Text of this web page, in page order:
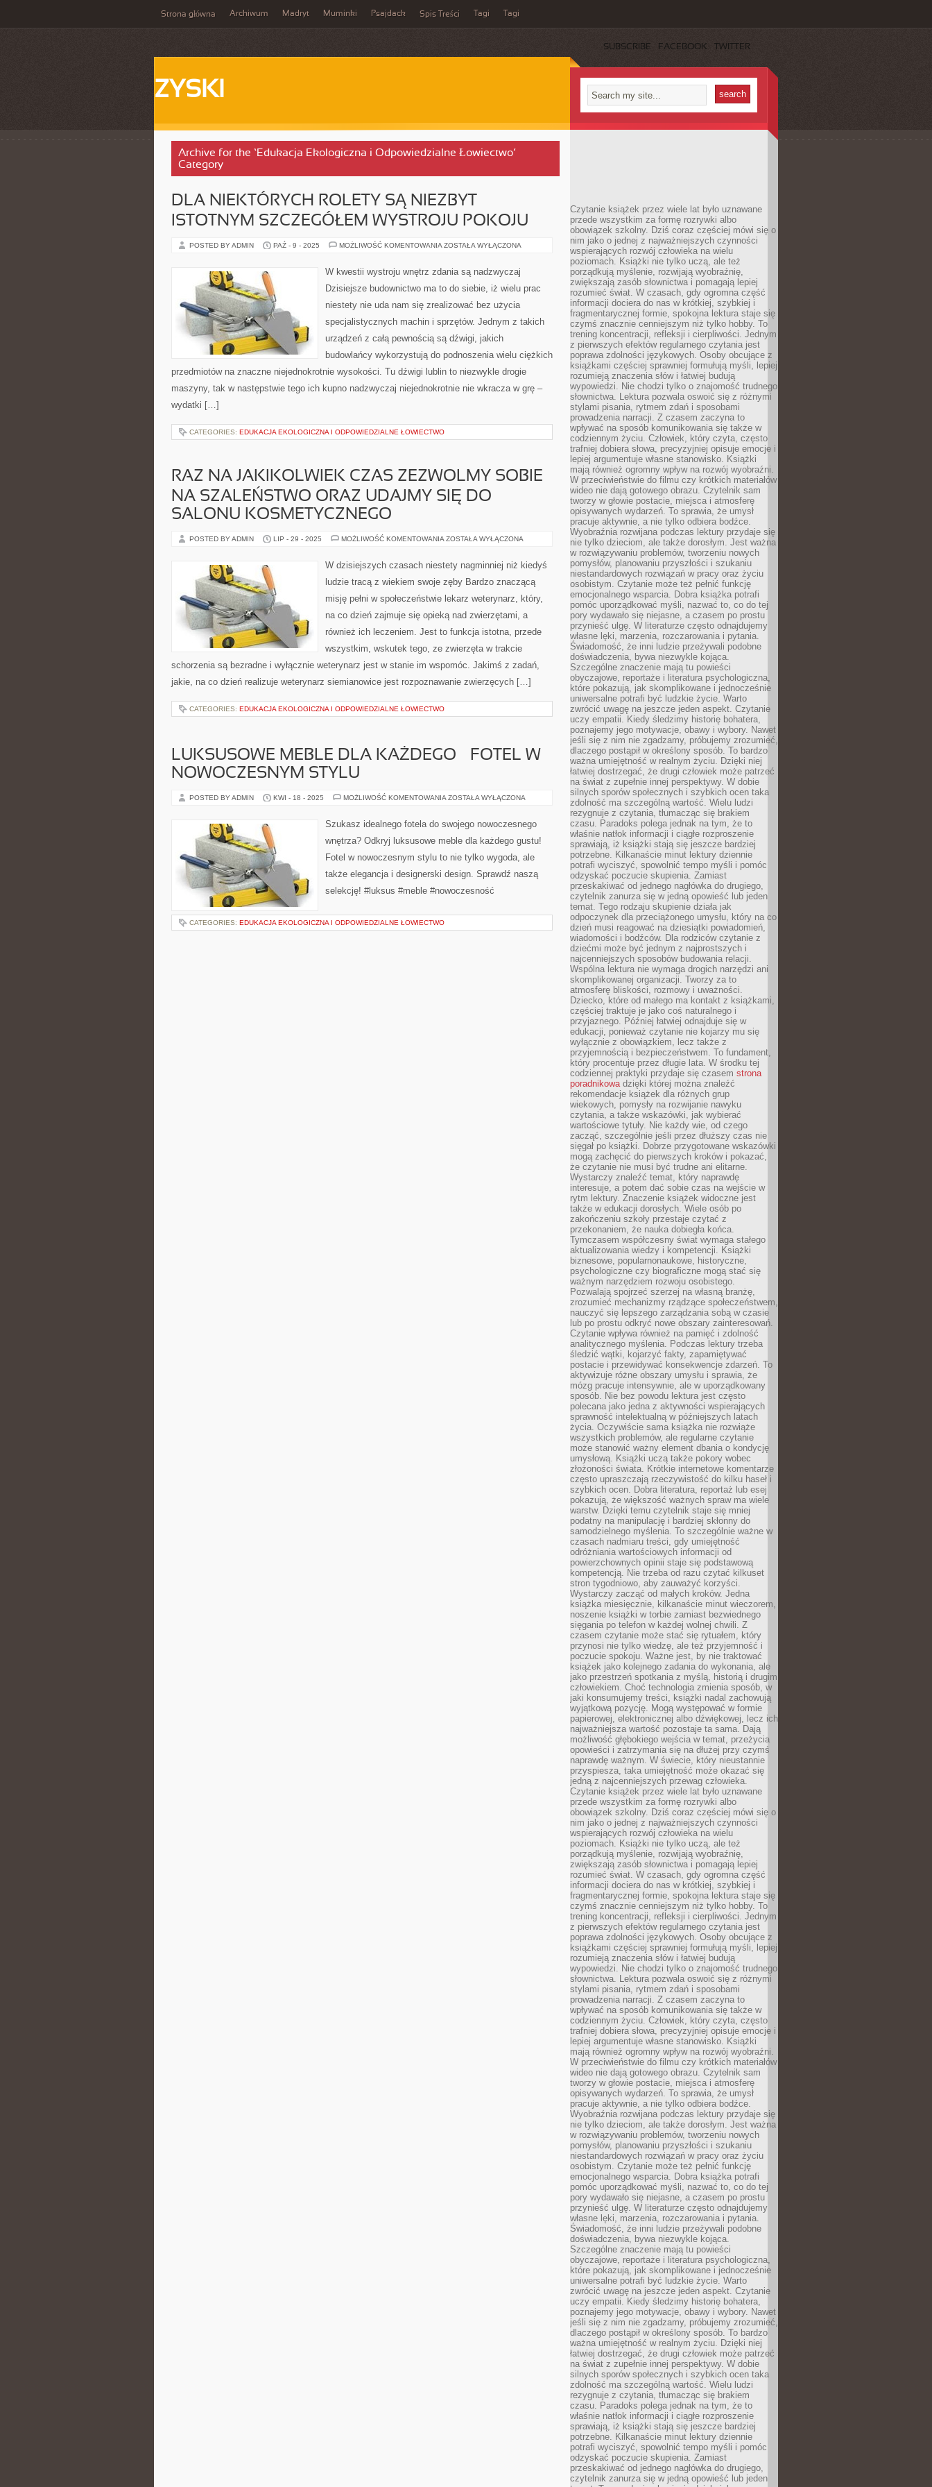
Strona główna Archiwum Madryt Muminki Psajdack Spis Treści Tagi Tagi
SUBSCRIBE FACEBOOK TWITTER
ZYSKI
Archive for the ‘Edukacja Ekologiczna i Odpowiedzialne Łowiectwo’
Category
DLA NIEKTÓRYCH ROLETY SĄ NIEZBYT
ISTOTNYM SZCZEGÓŁEM WYSTROJU POKOJU
POSTED BY ADMIN PAŹ - 9 - 2025 MOŻLIWOŚĆ KOMENTOWANIA DLA
SĄ
NIEZBYT
SZCZEGÓŁEM
POKOJU
ZOSTAŁA WYŁĄCZONA
W kwestii wystroju wnętrz zdania są nadzwyczaj
Dzisiejsze budownictwo ma to do siebie, iż wielu prac
niestety nie uda nam się zrealizować bez użycia
specjalistycznych machin i sprzętów. Jednym z takich
urządzeń z całą pewnością są dźwigi, jakich
budowlańcy wykorzystują do podnoszenia wielu ciężkich
przedmiotów na znaczne niejednokrotnie wysokości. Tu dźwigi lublin to niezwykle drogie
maszyny, tak w następstwie tego ich kupno nadzwyczaj niejednokrotnie nie wkracza w grę –
wydatki […]
CATEGORIES: EDUKACJA EKOLOGICZNA I ODPOWIEDZIALNE ŁOWIECTWO
RAZ NA JAKIKOLWIEK CZAS ZEZWOLMY SOBIE
NA SZALEŃSTWO ORAZ UDAJMY SIĘ DO
SALONU KOSMETYCZNEGO
POSTED BY ADMIN LIP - 29 - 2025 MOŻLIWOŚĆ KOMENTOWANIA RAZ
CZAS
ZEZWOLMY
NA
ORAZ
SIĘ
DO
SALONU
KOSMETYCZNEGO
ZOSTAŁA WYŁĄCZONA
W dzisiejszych czasach niestety nagminniej niż kiedyś
ludzie tracą z wiekiem swoje zęby Bardzo znaczącą
misję pełni w społeczeństwie lekarz weterynarz, który,
na co dzień zajmuje się opieką nad zwierzętami, a
również ich leczeniem. Jest to funkcja istotna, przede
wszystkim, wskutek tego, ze zwierzęta w trakcie
schorzenia są bezradne i wyłącznie weterynarz jest w stanie im wspomóc. Jakimś z zadań,
jakie, na co dzień realizuje weterynarz siemianowice jest rozpoznawanie zwierzęcych […]
CATEGORIES: EDUKACJA EKOLOGICZNA I ODPOWIEDZIALNE ŁOWIECTWO
LUKSUSOWE MEBLE DLA KAŻDEGO – FOTEL W
NOWOCZESNYM STYLU
POSTED BY ADMIN KWI - 18 - 2025 MOŻLIWOŚĆ KOMENTOWANIA LUKSUSOWE
KAŻDEGO
–
W
STYLU
ZOSTAŁA WYŁĄCZONA
Szukasz idealnego fotela do swojego nowoczesnego
wnętrza? Odkryj luksusowe meble dla każdego gustu!
Fotel w nowoczesnym stylu to nie tylko wygoda, ale
także elegancja i designerski design. Sprawdź naszą
selekcję! #luksus #meble #nowoczesność
CATEGORIES: EDUKACJA EKOLOGICZNA I ODPOWIEDZIALNE ŁOWIECTWO
Czytanie książek przez wiele lat było uznawane
przede wszystkim za formę rozrywki albo
obowiązek szkolny. Dziś coraz częściej mówi się o
nim jako o jednej z najważniejszych czynności
wspierających rozwój człowieka na wielu
poziomach. Książki nie tylko uczą, ale też
porządkują myślenie, rozwijają wyobraźnię,
zwiększają zasób słownictwa i pomagają lepiej
rozumieć świat. W czasach, gdy ogromna część
informacji dociera do nas w krótkiej, szybkiej i
fragmentarycznej formie, spokojna lektura staje się
czymś znacznie cenniejszym niż tylko hobby. To
trening koncentracji, refleksji i cierpliwości. Jednym
z pierwszych efektów regularnego czytania jest
poprawa zdolności językowych. Osoby obcujące z
książkami częściej sprawniej formułują myśli, lepiej
rozumieją znaczenia słów i łatwiej budują
wypowiedzi. Nie chodzi tylko o znajomość trudnego
słownictwa. Lektura pozwala oswoić się z różnymi
stylami pisania, rytmem zdań i sposobami
prowadzenia narracji. Z czasem zaczyna to
wpływać na sposób komunikowania się także w
codziennym życiu. Człowiek, który czyta, często
trafniej dobiera słowa, precyzyjniej opisuje emocje i
lepiej argumentuje własne stanowisko. Książki
mają również ogromny wpływ na rozwój wyobraźni.
W przeciwieństwie do filmu czy krótkich materiałów
wideo nie dają gotowego obrazu. Czytelnik sam
tworzy w głowie postacie, miejsca i atmosferę
opisywanych wydarzeń. To sprawia, że umysł
pracuje aktywnie, a nie tylko odbiera bodźce.
Wyobraźnia rozwijana podczas lektury przydaje się
nie tylko dzieciom, ale także dorosłym. Jest ważna
w rozwiązywaniu problemów, tworzeniu nowych
pomysłów, planowaniu przyszłości i szukaniu
niestandardowych rozwiązań w pracy oraz życiu
osobistym. Czytanie może też pełnić funkcję
emocjonalnego wsparcia. Dobra książka potrafi
pomóc uporządkować myśli, nazwać to, co do tej
pory wydawało się niejasne, a czasem po prostu
przynieść ulgę. W literaturze często odnajdujemy
własne lęki, marzenia, rozczarowania i pytania.
Świadomość, że inni ludzie przeżywali podobne
doświadczenia, bywa niezwykle kojąca.
Szczególne znaczenie mają tu powieści
obyczajowe, reportaże i literatura psychologiczna,
które pokazują, jak skomplikowane i jednocześnie
uniwersalne potrafi być ludzkie życie. Warto
zwrócić uwagę na jeszcze jeden aspekt. Czytanie
uczy empatii. Kiedy śledzimy historię bohatera,
poznajemy jego motywacje, obawy i wybory. Nawet
jeśli się z nim nie zgadzamy, próbujemy zrozumieć,
dlaczego postąpił w określony sposób. To bardzo
ważna umiejętność w realnym życiu. Dzięki niej
łatwiej dostrzegać, że drugi człowiek może patrzeć
na świat z zupełnie innej perspektywy. W dobie
silnych sporów społecznych i szybkich ocen taka
zdolność ma szczególną wartość. Wielu ludzi
rezygnuje z czytania, tłumacząc się brakiem
czasu. Paradoks polega jednak na tym, że to
właśnie natłok informacji i ciągłe rozproszenie
sprawiają, iż książki stają się jeszcze bardziej
potrzebne. Kilkanaście minut lektury dziennie
potrafi wyciszyć, spowolnić tempo myśli i pomóc
odzyskać poczucie skupienia. Zamiast
przeskakiwać od jednego nagłówka do drugiego,
czytelnik zanurza się w jedną opowieść lub jeden
temat. Tego rodzaju skupienie działa jak
odpoczynek dla przeciążonego umysłu, który na co
dzień musi reagować na dziesiątki powiadomień,
wiadomości i bodźców. Dla rodziców czytanie z
dziećmi może być jednym z najprostszych i
najcenniejszych sposobów budowania relacji.
Wspólna lektura nie wymaga drogich narzędzi ani
skomplikowanej organizacji. Tworzy za to
atmosferę bliskości, rozmowy i uważności.
Dziecko, które od małego ma kontakt z książkami,
częściej traktuje je jako coś naturalnego i
przyjaznego. Później łatwiej odnajduje się w
edukacji, ponieważ czytanie nie kojarzy mu się
wyłącznie z obowiązkiem, lecz także z
przyjemnością i bezpieczeństwem. To fundament,
który procentuje przez długie lata. W środku tej
codziennej praktyki przydaje się czasem strona
poradnikowadzięki której można znaleźć
rekomendacje książek dla różnych grup
wiekowych, pomysły na rozwijanie nawyku
czytania, a także wskazówki, jak wybierać
wartościowe tytuły. Nie każdy wie, od czego
zacząć, szczególnie jeśli przez dłuższy czas nie
sięgał po książki. Dobrze przygotowane wskazówki
mogą zachęcić do pierwszych kroków i pokazać,
że czytanie nie musi być trudne ani elitarne.
Wystarczy znaleźć temat, który naprawdę
interesuje, a potem dać sobie czas na wejście w
rytm lektury. Znaczenie książek widoczne jest
także w edukacji dorosłych. Wiele osób po
zakończeniu szkoły przestaje czytać z
przekonaniem, że nauka dobiegła końca.
Tymczasem współczesny świat wymaga stałego
aktualizowania wiedzy i kompetencji. Książki
biznesowe, popularnonaukowe, historyczne,
psychologiczne czy biograficzne mogą stać się
ważnym narzędziem rozwoju osobistego.
Pozwalają spojrzeć szerzej na własną branżę,
zrozumieć mechanizmy rządzące społeczeństwem,
nauczyć się lepszego zarządzania sobą w czasie
lub po prostu odkryć nowe obszary zainteresowań.
Czytanie wpływa również na pamięć i zdolność
analitycznego myślenia. Podczas lektury trzeba
śledzić wątki, kojarzyć fakty, zapamiętywać
postacie i przewidywać konsekwencje zdarzeń. To
aktywizuje różne obszary umysłu i sprawia, że
mózg pracuje intensywnie, ale w uporządkowany
sposób. Nie bez powodu lektura jest często
polecana jako jedna z aktywności wspierających
sprawność intelektualną w późniejszych latach
życia. Oczywiście sama książka nie rozwiąże
wszystkich problemów, ale regularne czytanie
może stanowić ważny element dbania o kondycję
umysłową. Książki uczą także pokory wobec
złożoności świata. Krótkie internetowe komentarze
często upraszczają rzeczywistość do kilku haseł i
szybkich ocen. Dobra literatura, reportaż lub esej
pokazują, że większość ważnych spraw ma wiele
warstw. Dzięki temu czytelnik staje się mniej
podatny na manipulację i bardziej skłonny do
samodzielnego myślenia. To szczególnie ważne w
czasach nadmiaru treści, gdy umiejętność
odróżniania wartościowych informacji od
powierzchownych opinii staje się podstawową
kompetencją. Nie trzeba od razu czytać kilkuset
stron tygodniowo, aby zauważyć korzyści.
Wystarczy zacząć od małych kroków. Jedna
książka miesięcznie, kilkanaście minut wieczorem,
noszenie książki w torbie zamiast bezwiednego
sięgania po telefon w każdej wolnej chwili. Z
czasem czytanie może stać się rytuałem, który
przynosi nie tylko wiedzę, ale też przyjemność i
poczucie spokoju. Ważne jest, by nie traktować
książek jako kolejnego zadania do wykonania, ale
jako przestrzeń spotkania z myślą, historią i drugim
człowiekiem. Choć technologia zmienia sposób, w
jaki konsumujemy treści, książki nadal zachowują
wyjątkową pozycję. Mogą występować w formie
papierowej, elektronicznej albo dźwiękowej, lecz ich
najważniejsza wartość pozostaje ta sama. Dają
możliwość głębokiego wejścia w temat, przeżycia
opowieści i zatrzymania się na dłużej przy czymś
naprawdę ważnym. W świecie, który nieustannie
przyspiesza, taka umiejętność może okazać się
jedną z najcenniejszych przewag człowieka.
Czytanie książek przez wiele lat było uznawane
przede wszystkim za formę rozrywki albo
obowiązek szkolny. Dziś coraz częściej mówi się o
nim jako o jednej z najważniejszych czynności
wspierających rozwój człowieka na wielu
poziomach. Książki nie tylko uczą, ale też
porządkują myślenie, rozwijają wyobraźnię,
zwiększają zasób słownictwa i pomagają lepiej
rozumieć świat. W czasach, gdy ogromna część
informacji dociera do nas w krótkiej, szybkiej i
fragmentarycznej formie, spokojna lektura staje się
czymś znacznie cenniejszym niż tylko hobby. To
trening koncentracji, refleksji i cierpliwości. Jednym
z pierwszych efektów regularnego czytania jest
poprawa zdolności językowych. Osoby obcujące z
książkami częściej sprawniej formułują myśli, lepiej
rozumieją znaczenia słów i łatwiej budują
wypowiedzi. Nie chodzi tylko o znajomość trudnego
słownictwa. Lektura pozwala oswoić się z różnymi
stylami pisania, rytmem zdań i sposobami
prowadzenia narracji. Z czasem zaczyna to
wpływać na sposób komunikowania się także w
codziennym życiu. Człowiek, który czyta, często
trafniej dobiera słowa, precyzyjniej opisuje emocje i
lepiej argumentuje własne stanowisko. Książki
mają również ogromny wpływ na rozwój wyobraźni.
W przeciwieństwie do filmu czy krótkich materiałów
wideo nie dają gotowego obrazu. Czytelnik sam
tworzy w głowie postacie, miejsca i atmosferę
opisywanych wydarzeń. To sprawia, że umysł
pracuje aktywnie, a nie tylko odbiera bodźce.
Wyobraźnia rozwijana podczas lektury przydaje się
nie tylko dzieciom, ale także dorosłym. Jest ważna
w rozwiązywaniu problemów, tworzeniu nowych
pomysłów, planowaniu przyszłości i szukaniu
niestandardowych rozwiązań w pracy oraz życiu
osobistym. Czytanie może też pełnić funkcję
emocjonalnego wsparcia. Dobra książka potrafi
pomóc uporządkować myśli, nazwać to, co do tej
pory wydawało się niejasne, a czasem po prostu
przynieść ulgę. W literaturze często odnajdujemy
własne lęki, marzenia, rozczarowania i pytania.
Świadomość, że inni ludzie przeżywali podobne
doświadczenia, bywa niezwykle kojąca.
Szczególne znaczenie mają tu powieści
obyczajowe, reportaże i literatura psychologiczna,
które pokazują, jak skomplikowane i jednocześnie
uniwersalne potrafi być ludzkie życie. Warto
zwrócić uwagę na jeszcze jeden aspekt. Czytanie
uczy empatii. Kiedy śledzimy historię bohatera,
poznajemy jego motywacje, obawy i wybory. Nawet
jeśli się z nim nie zgadzamy, próbujemy zrozumieć,
dlaczego postąpił w określony sposób. To bardzo
ważna umiejętność w realnym życiu. Dzięki niej
łatwiej dostrzegać, że drugi człowiek może patrzeć
na świat z zupełnie innej perspektywy. W dobie
silnych sporów społecznych i szybkich ocen taka
zdolność ma szczególną wartość. Wielu ludzi
rezygnuje z czytania, tłumacząc się brakiem
czasu. Paradoks polega jednak na tym, że to
właśnie natłok informacji i ciągłe rozproszenie
sprawiają, iż książki stają się jeszcze bardziej
potrzebne. Kilkanaście minut lektury dziennie
potrafi wyciszyć, spowolnić tempo myśli i pomóc
odzyskać poczucie skupienia. Zamiast
przeskakiwać od jednego nagłówka do drugiego,
czytelnik zanurza się w jedną opowieść lub jeden